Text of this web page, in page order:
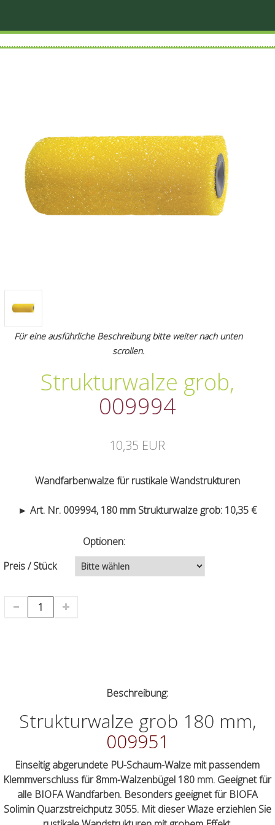
Für eine ausführliche Beschreibung bitte weiter nach unten
scrollen.
Strukturwalze grob,
009994
10,35 EUR
Wandfarbenwalze für rustikale Wandstrukturen
► Art. Nr. 009994, 180 mm Strukturwalze grob: 10,35 €
Optionen:
Preis / Stück
Beschreibung:
Strukturwalze grob 180 mm,
009951
Einseitig abgerundete PU-Schaum-Walze mit passendem
Klemmverschluss für 8mm-Walzenbügel 180 mm. Geeignet für
alle BIOFA Wandfarben. Besonders geeignet für BIOFA
Solimin Quarzstreichputz 3055. Mit dieser Wlaze erziehlen Sie